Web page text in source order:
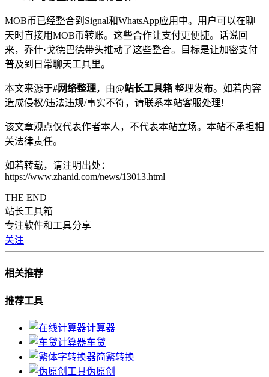
MOB币已经整合到Signal和WhatsApp应用中。用户可以在聊
天时直接用MOB币转账。这些合作让支付更便捷。话说回
来，乔什·戈德巴德带头推动了这些整合。目标是让加密支付
普及到日常聊天工具里。
本文来源于#网络整理，由@站长工具箱 整理发布。如若内容
造成侵权/违法违规/事实不符，请联系本站客服处理!
该文章观点仅代表作者本人，不代表本站立场。本站不承担相
关法律责任。
如若转载，请注明出处：
https://www.zhanid.com/news/13013.html
THE END
站长工具箱
专注软件和工具分享
关注
相关推荐
推荐工具
计算器
车贷
简繁转换
伪原创